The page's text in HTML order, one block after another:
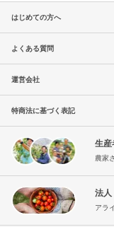
はじめての方へ
よくある質問
運営会社
特商法に基づく表記
生産
農家
法人
アラ